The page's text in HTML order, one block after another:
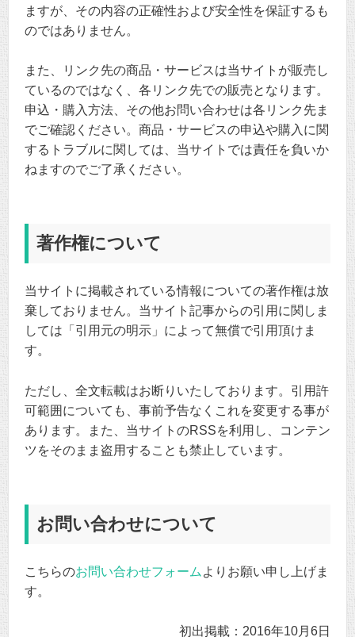
ますが、その内容の正確性および安全性を保証するも
のではありません。
また、リンク先の商品・サービスは当サイトが販売し
ているのではなく、各リンク先での販売となります。
申込・購入方法、その他お問い合わせは各リンク先ま
でご確認ください。商品・サービスの申込や購入に関
するトラブルに関しては、当サイトでは責任を負いか
ねますのでご了承ください。
著作権について
当サイトに掲載されている情報についての著作権は放
棄しておりません。当サイト記事からの引用に関しま
しては「引用元の明示」によって無償で引用頂けま
す。
ただし、全文転載はお断りいたしております。引用許
可範囲についても、事前予告なくこれを変更する事が
あります。また、当サイトのRSSを利用し、コンテン
ツをそのまま盗用することも禁止しています。
お問い合わせについて
こちらのお問い合わせフォーム よりお願い申し上げま
す。
初出掲載：2016年10月6日